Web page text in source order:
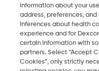
LBL020847 Rev002
2026 Dexcom, Inc. Tous
information about your
address, preferences,
inferences about health
experience and for
certain information with
partners. Select “Accept
Cookies”, only strictly